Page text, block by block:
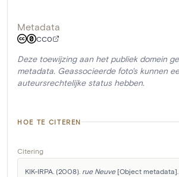
Metadata
CC0
Deze toewijzing aan het publiek domein
metadata. Geassocieerde foto's kunnen
auteursrechtelijke status hebben.
HOE TE CITEREN
Citering
KIK-IRPA. (2008). rue Neuve [Object metadata].